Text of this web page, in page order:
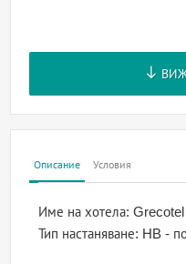
Описание Условия
Име на хотела:
Тип настаняване: HB -